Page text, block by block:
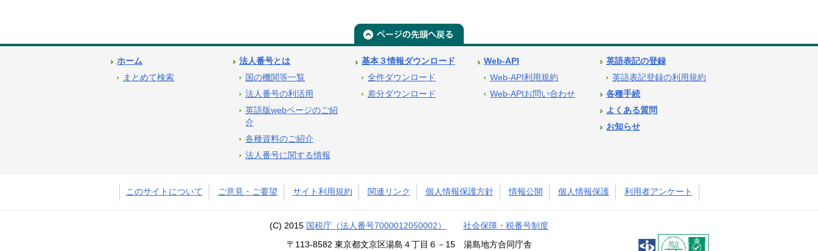
ホーム
まとめて検索
法人番号とは
国の機関等一覧
法人番号の利活用
英語版webページのご紹
介
各種資料のご紹介
法人番号に関する情報
基本３情報ダウンロード
全件ダウンロード
差分ダウンロード
Web-API
Web-API利用規約
Web-APIお問い合わせ
英語表記の登録
英語表記登録の利用規約
各種手続
よくある質問
お知らせ
このサイトについて ご意見・ご要望 サイト利用規約 関連リンク 個人情報保護方針 情報公開 個人情報保護 利用者アンケート
(C) 2015 国税庁（法人番号7000012050002） 社会保障・税番号制度
〒113-8582 東京都文京区湯島４丁目６－15 湯島地方合同庁舎